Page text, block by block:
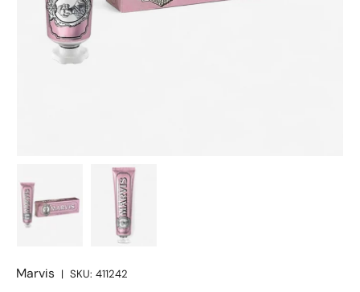
Marvis | SKU: 411242